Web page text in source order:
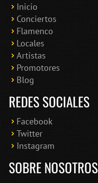
Inicio
Conciertos
Flamenco
Locales
Artistas
Promotores
Blog
REDES SOCIALES
Facebook
Twitter
Instagram
SOBRE NOSOTROS